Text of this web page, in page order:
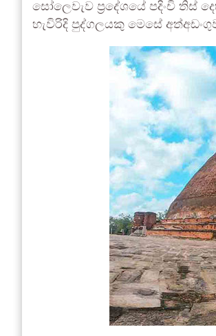
සෝලෙවැව ප්‍රදේශයේ පදිංචි තිස්
හැවිරිදි පුද්ගලයකු මෙසේ